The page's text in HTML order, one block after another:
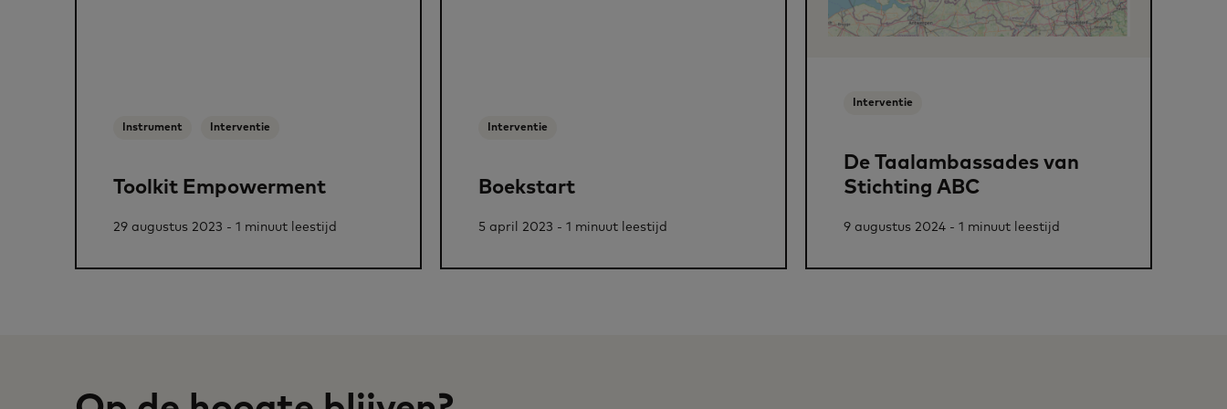
Instrument Interventie
Toolkit Empowerment
29 augustus 2023 - 1 minuut leestijd
Interventie
Boekstart
5 april 2023 - 1 minuut leestijd
Interventie
De Taalambassades van
Stichting ABC
9 augustus 2024 - 1 minuut leestijd